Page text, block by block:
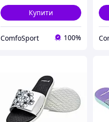
Купити
ComfoSport 100%